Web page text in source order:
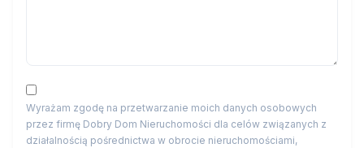
Wyrażam zgodę na przetwarzanie moich danych osobowych
przez firmę Dobry Dom Nieruchomości dla celów związanych z
działalnością pośrednictwa w obrocie nieruchomościami,